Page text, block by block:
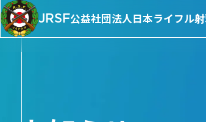
JRSF公益社団法人日本ライフル